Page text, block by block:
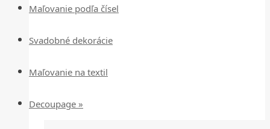
Maľovanie podľa čísel
Svadobné dekorácie
Maľovanie na textil
Decoupage »